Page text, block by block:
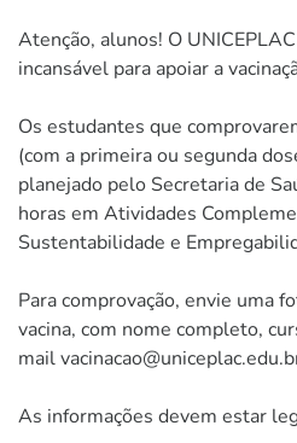
Atenção, alunos! O
incansável para apoiar a
Os estudantes que
(com a primeira ou segunda
planejado pelo Secretaria de
horas em Atividades
Sustentabilidade e
Para comprovação, envie uma
vacina, com nome completo,
mail
As informações devem estar